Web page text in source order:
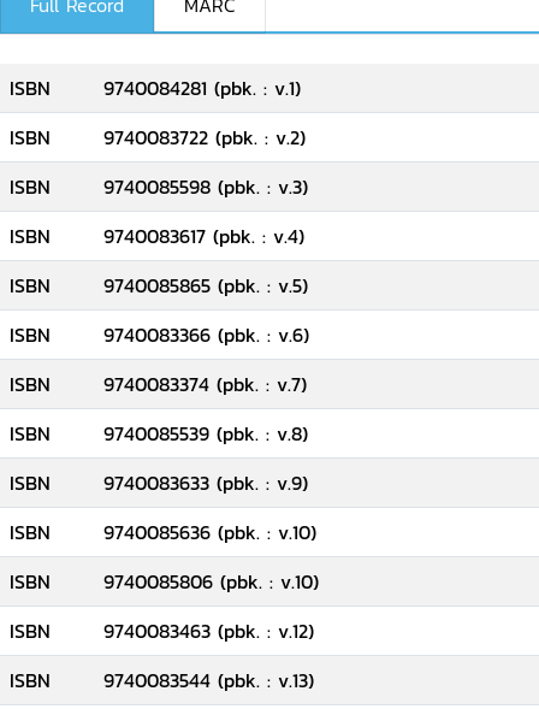
ISBN
9740084281 (pbk. : v.1)
ISBN
9740083722 (pbk. : v.2)
ISBN
9740085598 (pbk. : v.3)
ISBN
9740083617 (pbk. : v.4)
ISBN
9740085865 (pbk. : v.5)
ISBN
9740083366 (pbk. : v.6)
ISBN
9740083374 (pbk. : v.7)
ISBN
9740085539 (pbk. : v.8)
ISBN
9740083633 (pbk. : v.9)
ISBN
9740085636 (pbk. : v.10)
ISBN
9740085806 (pbk. : v.10)
ISBN
9740083463 (pbk. : v.12)
ISBN
9740083544 (pbk. : v.13)